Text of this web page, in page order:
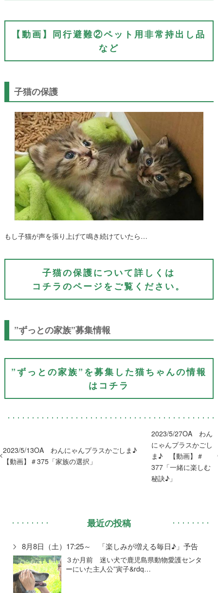
【動画】同行避難②ペット用非常持出し品
など
子猫の保護
もし子猫が声を張り上げて鳴き続けていたら…
子猫の保護について詳しくは
コチラのページをご覧ください。
”ずっとの家族”募集情報
”ずっとの家族”を募集した猫ちゃんの情報
はコチラ
2023/5/13OA わんにゃんプラスかごしま♪
【動画】＃375「家族の選択」
2023/5/27OA わん
にゃんプラスかごし
ま♪ 【動画】＃
377「一緒に楽しむ
秘訣♪」
最近の投稿
8月8日（土）17:25～ 「楽しみが増える毎日♪」予告
３か月前 迷い犬で鹿児島県動物愛護センタ
ーにいた主人公”寅子&rdq…